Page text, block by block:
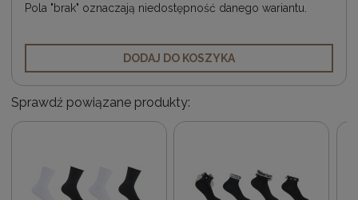
Pola "brak" oznaczają niedostępność danego wariantu.
DODAJ DO KOSZYKA
Sprawdź powiązane produkty: